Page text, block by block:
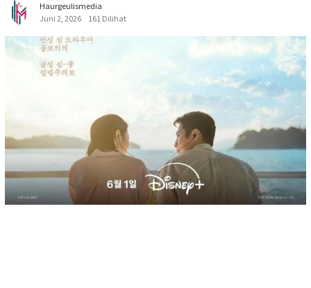
Haurgeulismedia
Juni 2, 2026
161 Dilihat